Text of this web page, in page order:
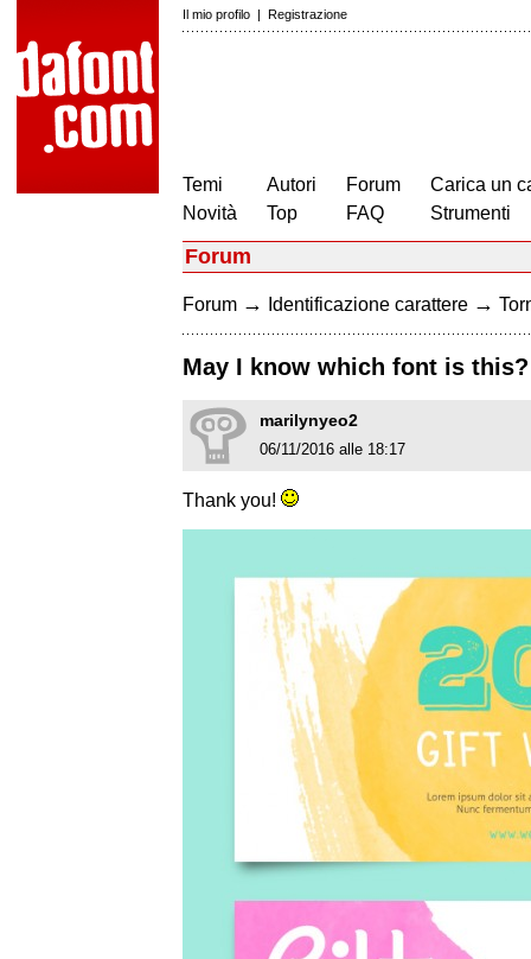
Il mio profilo | Registrazione
Temi
Novità
Autori
Top
Forum
FAQ
Carica un
Strumenti
Forum
Forum → Identificazione carattere →
May I know which font is this?
marilynyeo2
06/11/2016 alle 18:17
Thank you!